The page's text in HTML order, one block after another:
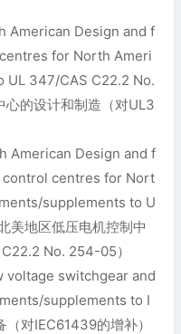
American Design and f
for North Ameri
UL 347/CAS C22.2 No.
的设计和制造（对UL3
American Design and f
centres for Nort
supplements to U
美地区低压电机控制中
No. 254-05）
voltage switchgear and
supplements to I
对IEC61439的增补）